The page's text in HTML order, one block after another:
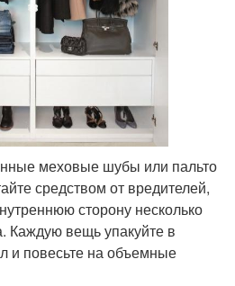
меховые шубы или пальто
средством от вредителей,
сторону несколько
Каждую вещь упакуйте в
и повесьте на объемные